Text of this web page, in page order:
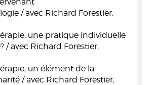
/ avec Richard Forestier,
une pratique individuelle
/ avec Richard Forestier,
un élément de la
/ avec Richard Forestier,